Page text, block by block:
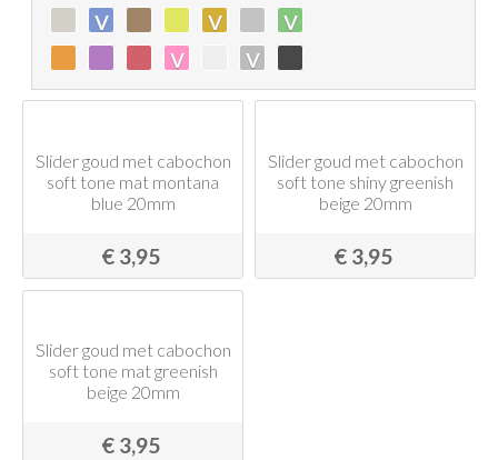
v v
v
v
v
Slider goud met cabochon
soft tone mat montana
blue 20mm
€ 3,95
Slider goud met cabochon
soft tone shiny greenish
beige 20mm
€ 3,95
Slider goud met cabochon
soft tone mat greenish
beige 20mm
€ 3,95